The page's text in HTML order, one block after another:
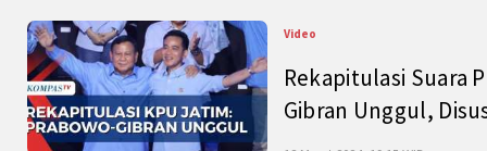
Video
Rekapitulasi Suara
Gibran Unggul,